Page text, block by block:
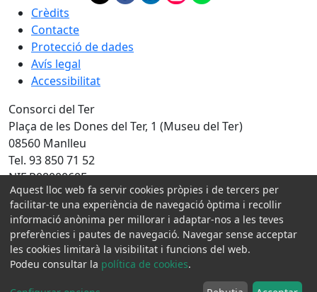
Crèdits
Contacte
Protecció de dades
Avís legal
Accessibilitat
Consorci del Ter
Plaça de les Dones del Ter, 1 (Museu del Ter)
08560 Manlleu
Tel. 93 850 71 52
NIF P0800060F
Amb la col·laboració de:
Aquest lloc web fa servir cookies pròpies i de tercers per
facilitar-te una experiència de navegació òptima i recollir
informació anònima per millorar i adaptar-nos a les teves
preferències i pautes de navegació. Navegar sense acceptar
les cookies limitarà la visibilitat i funcions del web.
Podeu consultar la política de cookies.